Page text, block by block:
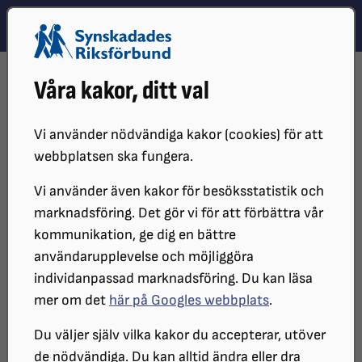
Våra kakor, ditt val
Vi använder nödvändiga kakor (cookies) för att
webbplatsen ska fungera.
Vi använder även kakor för besöksstatistik och
marknadsföring. Det gör vi för att förbättra vår
kommunikation, ge dig en bättre
användarupplevelse och möjliggöra
individanpassad marknadsföring. Du kan läsa
mer om det här på Googles webbplats.
Du väljer själv vilka kakor du accepterar, utöver
de nödvändiga. Du kan alltid ändra eller dra
Hoppa till innehåll
Hoppa till hitta snabbt
ORDFÖRANDENYTT
ORDFÖRANDENYTT #2 2024
Ordförandenytt #2 2024